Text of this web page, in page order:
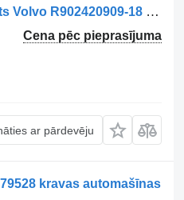
Motor hidraulic ventilator de răcire 70392240 hidromotors paredzēts Volvo R902420909-18 kravas automašīnas
Cena pēc pieprasījuma
ar pārdevēju
kravas automašīnas